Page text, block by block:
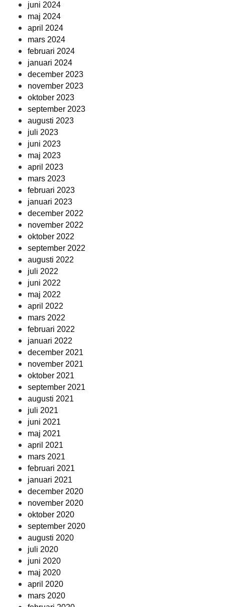
juni 2024
maj 2024
april 2024
mars 2024
februari 2024
januari 2024
december 2023
november 2023
oktober 2023
september 2023
augusti 2023
juli 2023
juni 2023
maj 2023
april 2023
mars 2023
februari 2023
januari 2023
december 2022
november 2022
oktober 2022
september 2022
augusti 2022
juli 2022
juni 2022
maj 2022
april 2022
mars 2022
februari 2022
januari 2022
december 2021
november 2021
oktober 2021
september 2021
augusti 2021
juli 2021
juni 2021
maj 2021
april 2021
mars 2021
februari 2021
januari 2021
december 2020
november 2020
oktober 2020
september 2020
augusti 2020
juli 2020
juni 2020
maj 2020
april 2020
mars 2020